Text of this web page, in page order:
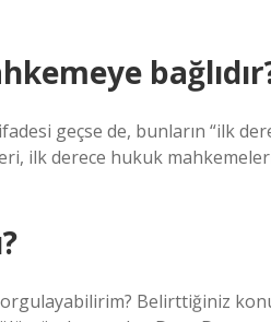
geçse de, bunların “ilk
ilk derece hukuk
Belirttiğiniz